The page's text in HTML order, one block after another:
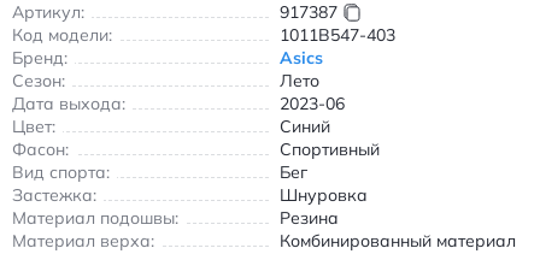
Ключевые особенности:
Система амортизации для комфорта при беге
Дышащий верх из комбинированных материалов
Износостойкая резиновая подошва
Асикс GEL-Nimbus 25 кроссовки для бега с амортизацией и
воздухопроницаемостью синего цвета
Артикул:
917387
Код модели:
1011B547-403
Бренд:
Asics
Сезон:
Лето
Дата выхода:
2023-06
Цвет:
Синий
Фасон:
Спортивный
Вид спорта:
Бег
Застежка:
Шнуровка
Материал подошвы:
Резина
Материал верха:
Комбинированный материал